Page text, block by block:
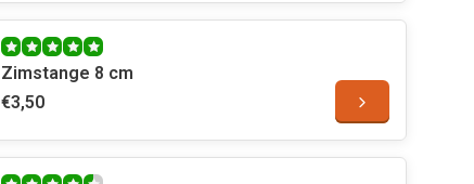
Zimstange 8 cm
€3,50